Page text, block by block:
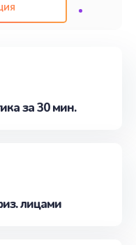
- предоставить
записаться на
за 30 мин.
лицами